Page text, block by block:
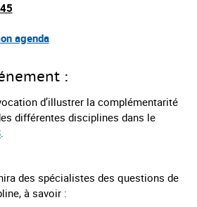
agenda
:
d’illustrer la complémentarité
différentes disciplines dans le
des spécialistes des questions de
à savoir :